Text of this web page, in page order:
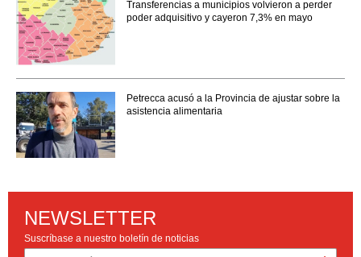
Transferencias a municipios volvieron a perder
poder adquisitivo y cayeron 7,3% en mayo
Petrecca acusó a la Provincia de ajustar sobre la
asistencia alimentaria
NEWSLETTER
Suscríbase a nuestro boletín de noticias